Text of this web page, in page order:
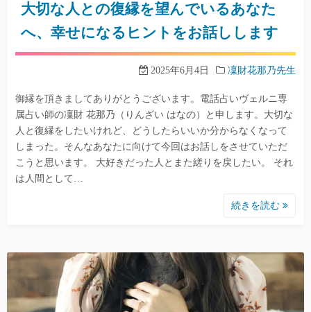
大切な人との復縁を望んでいるあなた
へ、幸せになるヒントをお話しします
2025年6月4日 凜財花那乃先生
御縁を頂きましてありがとうございます。電話占いヴェルニ専
属占い師の凜財 花那乃（りんざい はなの）と申します。大切な
人と復縁をしたいけれど、どうしたらいいか分からなくなって
しまった。そんなあなたに向けて今回はお話しをさせていただ
こうと思います。 大好きだった人とまた縒りを戻したい。 それ
は人間として…
続きを読む